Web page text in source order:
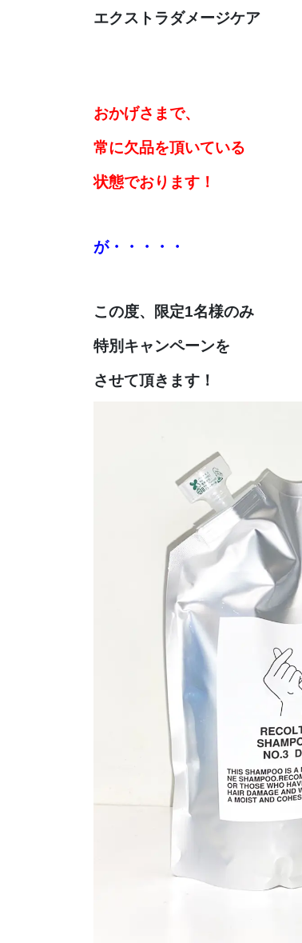
エクストラダメージケア
おかげさまで、
常に欠品を頂いている
状態でおります！
が・・・・・
この度、限定1名様のみ
特別キャンペーンを
させて頂きます！